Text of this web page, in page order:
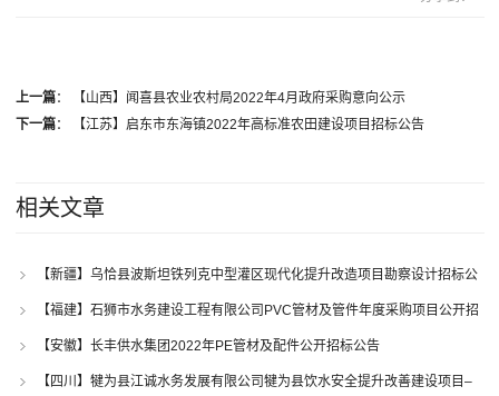
上一篇：
【山西】闻喜县农业农村局2022年4月政府采购意向公示
下一篇： 【江苏】启东市东海镇2022年高标准农田建设项目招标公告
相关文章
【新疆】乌恰县波斯坦铁列克中型灌区现代化提升改造项目勘察设计招标公
【福建】石狮市水务建设工程有限公司PVC管材及管件年度采购项目公开招
标公告
【安徽】长丰供水集团2022年PE管材及配件公开招标公告
【四川】犍为县江诚水务发展有限公司犍为县饮水安全提升改善建设项目–